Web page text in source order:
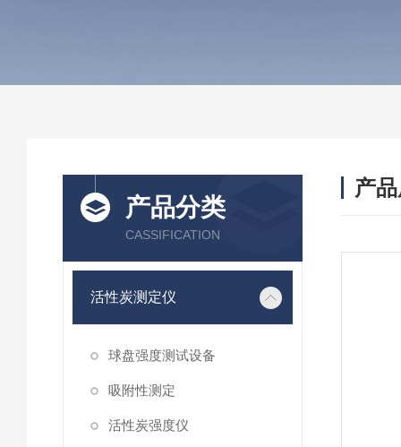
产品分类
CASSIFICATION
活性炭测定仪
球盘强度测试设备
吸附性测定
活性炭强度仪
产